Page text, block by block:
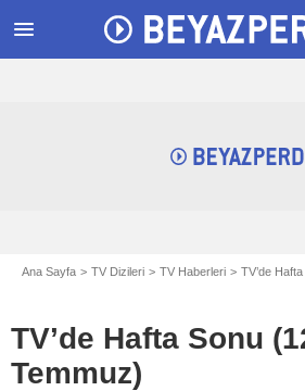
menu
Ana Sayfa TV Dizileri TV Haberleri TV’de
TV’de Hafta Sonu
Temmuz)